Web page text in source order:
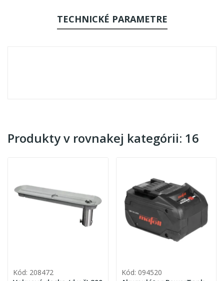
TECHNICKÉ PARAMETRE
Produkty v rovnakej kategórii: 16
Kód: 208472
Kód: 094520